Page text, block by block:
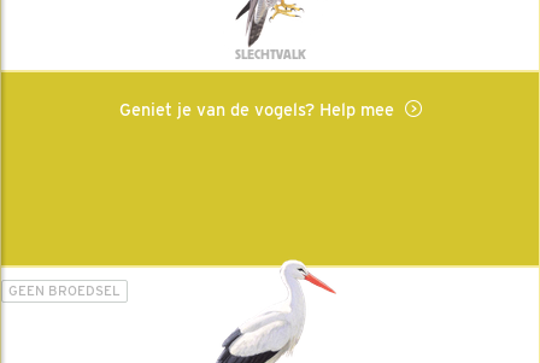
SLECHTVALK
Geniet je van de vogels? Help mee
GEEN BROEDSEL